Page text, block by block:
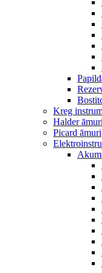
Kreg
Halder āmuri
Picard āmuri